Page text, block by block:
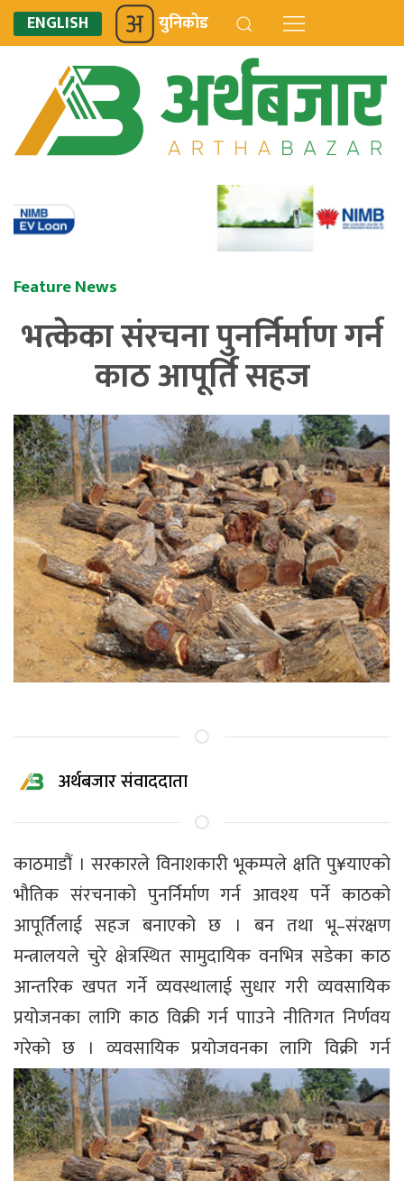
ENGLISH युनिकोड
Feature News
भत्केका संरचना पुनर्निर्माण गर्न
काठ आपूर्ति सहज
अर्थबजार संवाददाता
काठमाडौं । सरकारले विनाशकारी भूकम्पले क्षति पु¥याएको
भौतिक संरचनाको पुनर्निर्माण गर्न आवश्य पर्ने काठको
आपूर्तिलाई सहज बनाएको छ । बन तथा भू–संरक्षण
मन्त्रालयले चुरे क्षेत्रस्थित सामुदायिक वनभित्र सडेका काठ
आन्तरिक खपत गर्ने व्यवस्थालाई सुधार गरी व्यवसायिक
प्रयोजनका लागि काठ विक्री गर्न पााउने नीतिगत निर्णवय
गरेको छ । व्यवसायिक प्रयोजवनका लागि विक्री गर्न